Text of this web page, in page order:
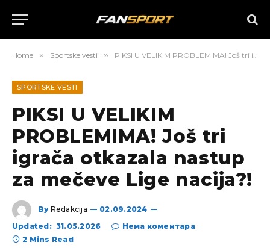
Home » Sportske vesti » PIKSI U VELIKIM PROBLEMIMA! Još tri igrača otkazala nastup za mečeve Lige nacija?!
SPORTSKE VESTI
PIKSI U VELIKIM
PROBLEMIMA! Još tri
igrača otkazala nastup
za mečeve Lige nacija?!
By Redakcija
02.09.2024
Updated: 31.05.2026
Нема коментара
2 Mins Read